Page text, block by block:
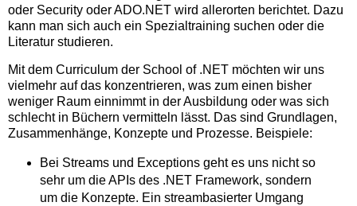
oder Security oder ADO.NET wird allerorten berichtet. Dazu
kann man sich auch ein Spezialtraining suchen oder die
Literatur studieren.
Mit dem Curriculum der School of .NET möchten wir uns
vielmehr auf das konzentrieren, was zum einen bisher
weniger Raum einnimmt in der Ausbildung oder was sich
schlecht in Büchern vermitteln lässt. Das sind Grundlagen,
Zusammenhänge, Konzepte und Prozesse. Beispiele:
Bei Streams und Exceptions geht es uns nicht so
sehr um die APIs des .NET Framework, sondern
um die Konzepte. Ein streambasierter Umgang